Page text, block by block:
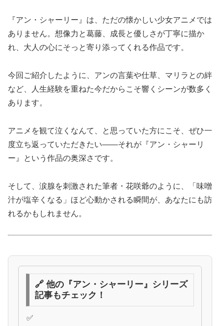
『アン・シャーリー』は、ただの懐かしい少女アニメでは
ありません。想像力と葛藤、成長と優しさが丁寧に描か
れ、大人の心にそっと寄り添ってくれる作品です。
今回ご紹介したように、アンの言葉や仕草、マリラとの絆
など、人生経験を重ねた今だからこそ響くシーンが数多く
あります。
アニメを観て泣くなんて、と思っていた方にこそ、ぜひ一
度立ち返っていただきたい――それが『アン・シャーリ
ー』という作品の奥深さです。
そして、涙腺を刺激された筆者・花咲爺のように、「味噌
汁が塩辛くなる」ほど心動かされる瞬間が、あなたにも訪
れるかもしれません。
🔗 他の『アン・シャーリー』シリーズ
記事もチェック！